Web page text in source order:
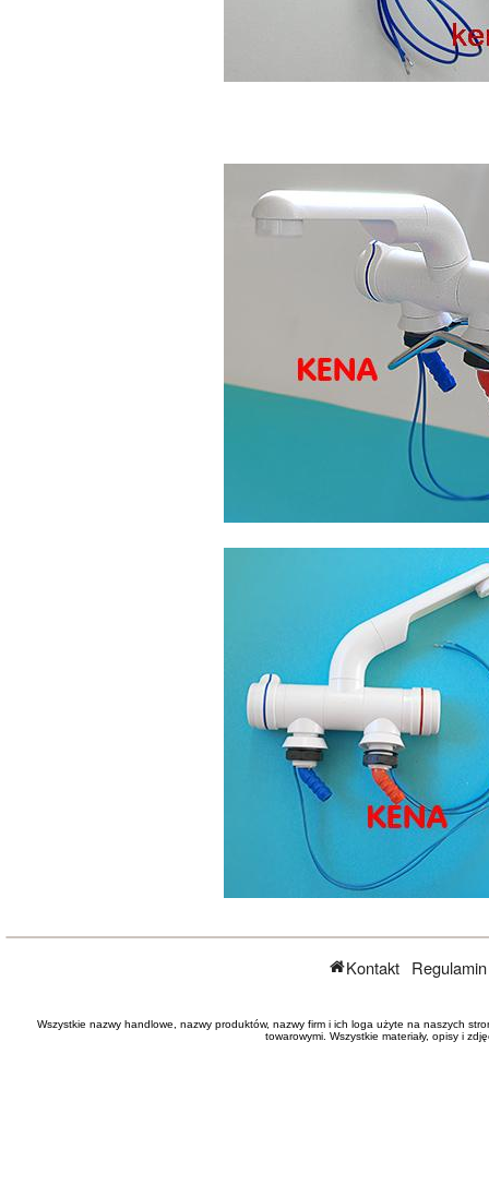
Kontakt
Wszystkie nazwy handlowe, nazwy produktów, nazwy firm i ich loga użyte na naszych
towarowymi. Wszystkie materiały, opisy i